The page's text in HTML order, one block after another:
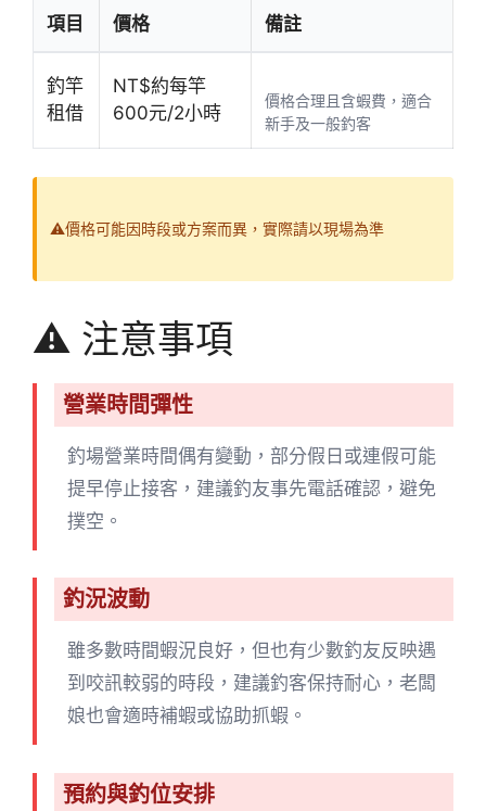
項目 價格 備註
釣竿
租借
NT$約每竿
600元/2小時
價格合理且含蝦費，適合
新手及一般釣客
⚠️價格可能因時段或方案而異，實際請以現場為準
⚠️ 注意事項
營業時間彈性
釣場營業時間偶有變動，部分假日或連假可能
提早停止接客，建議釣友事先電話確認，避免
撲空。
釣況波動
雖多數時間蝦況良好，但也有少數釣友反映遇
到咬訊較弱的時段，建議釣客保持耐心，老闆
娘也會適時補蝦或協助抓蝦。
預約與釣位安排